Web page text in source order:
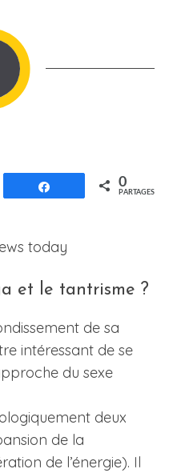
Partagez 0
PARTAGES
today
et le tantrisme ?
de sa
intéressant de se
du sexe
deux
de la
de l’énergie). Il